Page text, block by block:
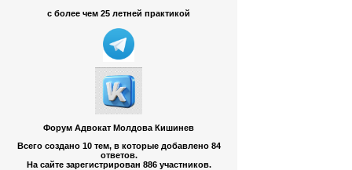
с более чем 25 летней практикой
Форум Адвокат Молдова Кишинев
Всего создано 10 тем, в которые добавлено 84
ответов.
На сайте зарегистрирован 886 участников.